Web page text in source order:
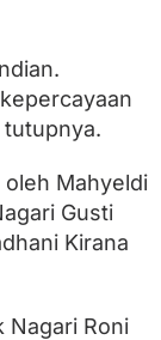
tutupnya.
Mahyeldi
Gusti
Kirana
Nagari Roni